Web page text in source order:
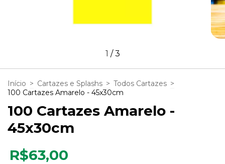
1 /3
Início > Cartazes e Splashs > Todos Cartazes >
100 Cartazes Amarelo - 45x30cm
100 Cartazes Amarelo -
45x30cm
R$63,00